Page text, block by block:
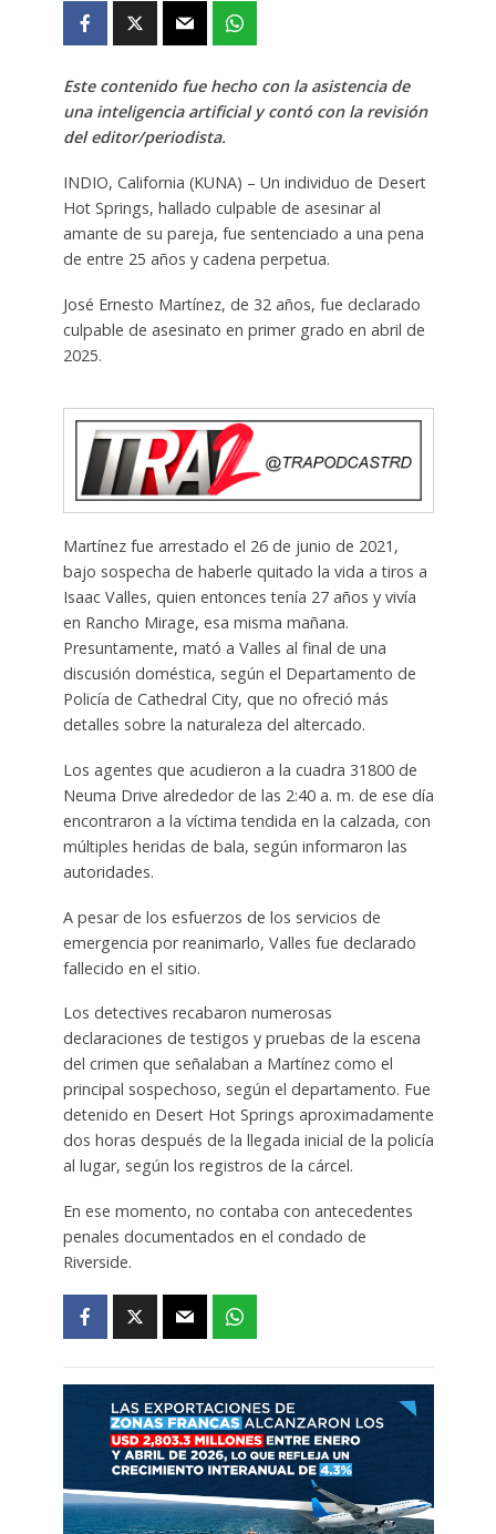
Este contenido fue hecho con la asistencia de
una inteligencia artificial y contó con la revisión
del editor/periodista.
INDIO, California (KUNA) – Un individuo de Desert
Hot Springs, hallado culpable de asesinar al
amante de su pareja, fue sentenciado a una pena
de entre 25 años y cadena perpetua.
José Ernesto Martínez, de 32 años, fue declarado
culpable de asesinato en primer grado en abril de
2025.
Martínez fue arrestado el 26 de junio de 2021,
bajo sospecha de haberle quitado la vida a tiros a
Isaac Valles, quien entonces tenía 27 años y vivía
en Rancho Mirage, esa misma mañana.
Presuntamente, mató a Valles al final de una
discusión doméstica, según el Departamento de
Policía de Cathedral City, que no ofreció más
detalles sobre la naturaleza del altercado.
Los agentes que acudieron a la cuadra 31800 de
Neuma Drive alrededor de las 2:40 a. m. de ese día
encontraron a la víctima tendida en la calzada, con
múltiples heridas de bala, según informaron las
autoridades.
A pesar de los esfuerzos de los servicios de
emergencia por reanimarlo, Valles fue declarado
fallecido en el sitio.
Los detectives recabaron numerosas
declaraciones de testigos y pruebas de la escena
del crimen que señalaban a Martínez como el
principal sospechoso, según el departamento. Fue
detenido en Desert Hot Springs aproximadamente
dos horas después de la llegada inicial de la policía
al lugar, según los registros de la cárcel.
En ese momento, no contaba con antecedentes
penales documentados en el condado de
Riverside.